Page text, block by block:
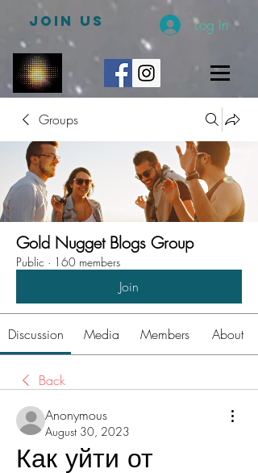
JOIN US Log In
Groups
Gold Nugget Blogs Group
Public · 160 members
Join
Discussion Media Members About
Back
Anonymous
August 30, 2023
Как уйти от